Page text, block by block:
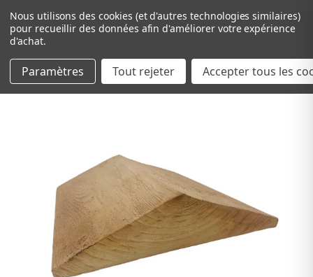
Passer au contenu principal
Nous utilisons des cookies (et d'autres technologies similaires)
pour recueillir des données afin d'améliorer votre expérience
d'achat.
Paramètres Tout rejeter Accepter tous les